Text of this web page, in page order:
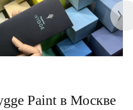
Paint в Москве